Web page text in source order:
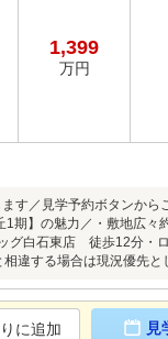
1,399
万円
す／見学予約ボタンか
期】の魅力／・敷地広
グ白石東店 徒歩12分・
違する場合は現況優先と
に追加 見